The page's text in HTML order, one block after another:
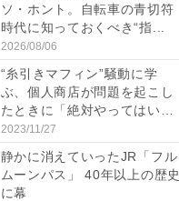
ソ・ホント。自転車の青切符
時代に知っておくべき“指...
2026/08/06
“糸引きマフィン”騒動に学
ぶ、個人商店が問題を起こし
たときに「絶対やってはいけ
な...
2023/11/27
静かに消えていったJR「フル
ムーンパス」 40年以上の歴史
に幕